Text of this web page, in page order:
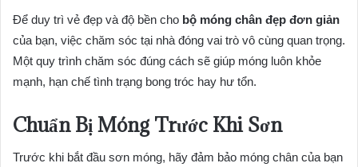
Để duy trì vẻ đẹp và độ bền cho bộ móng chân đẹp đơn giản
của bạn, việc chăm sóc tại nhà đóng vai trò vô cùng quan trọng.
Một quy trình chăm sóc đúng cách sẽ giúp móng luôn khỏe
mạnh, hạn chế tình trạng bong tróc hay hư tổn.
Chuẩn Bị Móng Trước Khi Sơn
Trước khi bắt đầu sơn móng, hãy đảm bảo móng chân của bạn